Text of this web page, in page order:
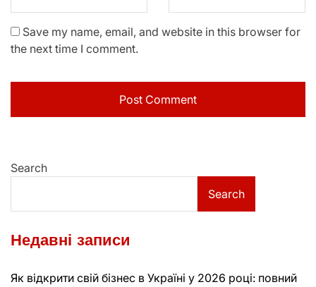
Save my name, email, and website in this browser for
the next time I comment.
Search
Search
Недавні записи
Як відкрити свій бізнес в Україні у 2026 році: повний